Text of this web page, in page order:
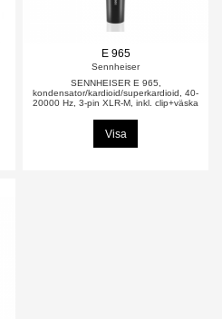
E 965
Sennheiser
SENNHEISER E 965,
kondensator/kardioid/superkardioid, 40-
20000 Hz, 3-pin XLR-M, inkl. clip+väska
Visa